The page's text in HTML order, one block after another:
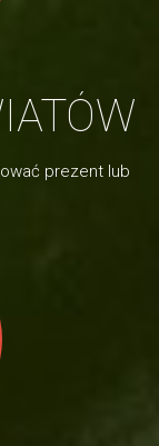
prezent lub